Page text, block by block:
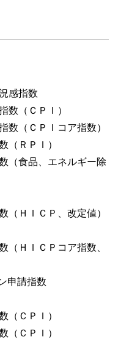
感指数
数（ＣＰＩ）
（ＣＰＩコア指数）
（ＲＰＩ）
（食品、エネルギー除
ＨＩＣＰ、改定値）
ＨＩＣＰコア指数、
申請指数
（ＣＰＩ）
（ＣＰＩ）